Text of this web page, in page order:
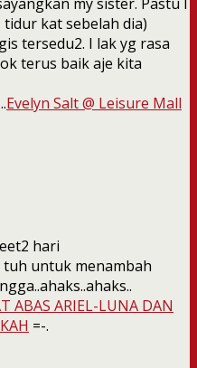
kat sebelah dia)
tersedu2. I lak yg rasa
terus baik aje kita
Evelyn Salt @ Leisure Mall
hari
tuh untuk menambah
ABAS ARIEL-LUNA DAN
=-.